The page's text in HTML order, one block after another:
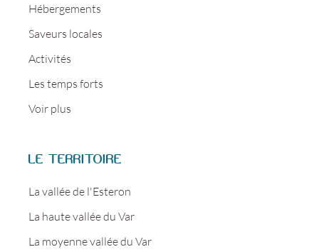
Hébergements
Saveurs locales
Activités
Les temps forts
Voir plus
LE TERRITOIRE
La vallée de l'Esteron
La haute vallée du Var
La moyenne vallée du Var